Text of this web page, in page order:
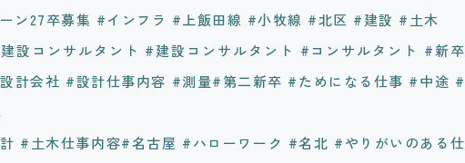
ン27卒募集 #インフラ #上飯田線 #小牧線 #北区 #建設 #土木
設コンサルタント #建設コンサルタント #コンサルタント #新卒
計会社 #設計仕事内容 #測量#第二新卒 #ためになる仕事 #中途 #
#土木仕事内容#名古屋 #ハローワーク #名北 #やりがいのある仕